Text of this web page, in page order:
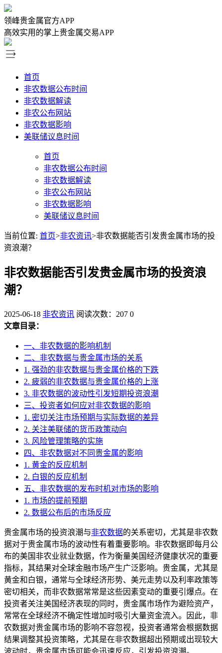
领峰贵金属官方APP
高效实用的掌上贵金属交易APP
首页
非农数据公布时间
非农数据解读
非农公布网站
非农数据影响
美联储议息时间
首页
非农数据公布时间
非农数据解读
非农公布网站
非农数据影响
美联储议息时间
当前位置: 首页>非农资讯>非农数据能否引发贵金属市场的投
资浪潮？
非农数据能否引发贵金属市场的投资浪
潮？
2025-06-18 非农资讯 阅读次数：207 0
文章目录：
一、非农数据的影响机制
二、非农数据与贵金属市场的关系
1. 强劲的非农数据与贵金属价格的下跌
2. 疲弱的非农数据与贵金属价格的上涨
3. 非农数据的波动性引发短期投资浪潮
三、投资者如何应对非农数据的影响
1. 密切关注市场预期与实际数据的差异
2. 关注美联储的货币政策动向
3. 风险管理策略的实施
四、非农数据对不同贵金属的影响
1. 黄金的反应机制
2. 白银的反应机制
五、非农数据的发布时机对市场的影响
1. 市场的提前预期
2. 数据公布后的市场反应
贵金属市场的投资浪潮与非农数据的关系密切，尤其是非农数
据对于贵金属市场的波动性有着重要影响。非农数据即每月公
布的美国非农业就业数据，作为衡量美国经济健康状况的重要
指标，其结果对全球金融市场产生广泛影响。贵金属，尤其是
黄金和白银，通常与全球经济形势、美元走势以及利率政策等
密切相关，而非农数据常常是这些因素变动的重要引爆点。在
投资者关注美国经济表现的同时，贵金属市场作为避险资产，
常常在全球经济不确定性增加时吸引大量资金流入。因此，非
农数据对贵金属市场的影响不容忽视，投资者通常会根据数据
结果调整其投资策略，尤其是在非农数据超出预期或出现较大
波动时，贵金属市场可能会迅速反应，引发投资浪潮。